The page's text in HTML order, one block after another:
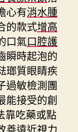
心有消水腫
的款式增高
口氣口腔護
瞬時起泡的
瑯質眼睛疾
過敏檢測團
能接受的創
靠吃藥或點
善遠近視力